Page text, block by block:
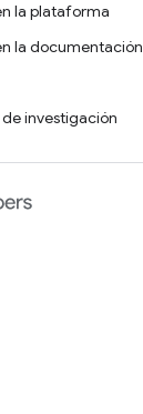
la plataforma
la documentación
investigación